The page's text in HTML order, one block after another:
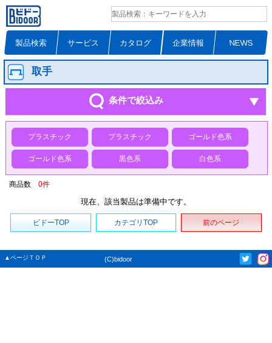
製品検索 サービス カタログ 企業情報 NEWS
取手
条件で絞込み
プラスチック プラスチック ゴールド色系
ゴールド色系 黒色系 白色系
商品数 0件
現在、該当製品は準備中です。
ビドーTOP カテゴリTOP 前のページ
▲ページＴＯＰ (C)bidoor